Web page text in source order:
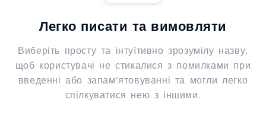
Легко писати та вимовляти
Виберіть просту та інтуїтивно зрозумілу назву,
щоб користувачі не стикалися з помилками при
введенні або запам'ятовуванні та могли легко
спілкуватися нею з іншими.